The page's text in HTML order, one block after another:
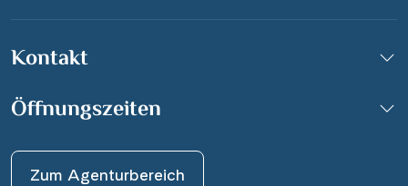
Kontakt
Öffnungszeiten
Zum Agenturbereich